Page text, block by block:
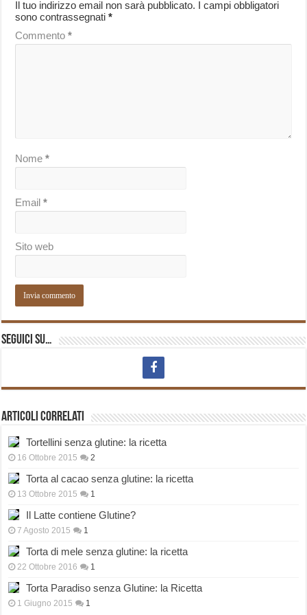
Il tuo indirizzo email non sarà pubblicato. I campi obbligatori
sono contrassegnati*
Commento*
Nome*
Email*
Sito web
Seguici su…
Articoli correlati
Tortellini senza glutine: la ricetta
16 Ottobre 2015 2
Torta al cacao senza glutine: la ricetta
13 Ottobre 2015 1
Il Latte contiene Glutine?
7 Agosto 2015 1
Torta di mele senza glutine: la ricetta
22 Ottobre 2016 1
Torta Paradiso senza Glutine: la Ricetta
1 Giugno 2015 1